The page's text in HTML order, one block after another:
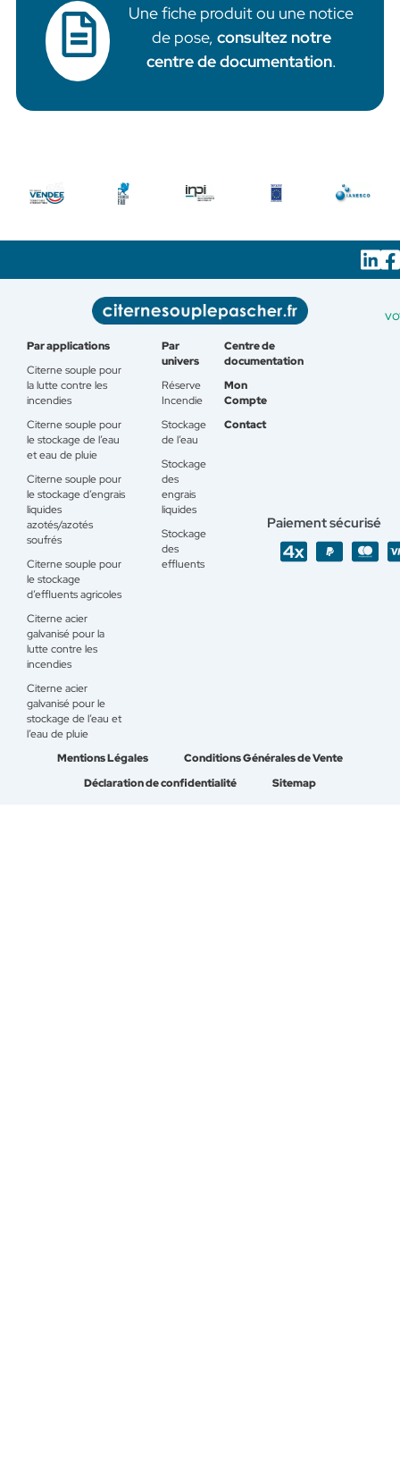
Une fiche produit ou une notice
de pose, consultez notre
centre de documentation.
Par applications
Citerne souple pour
la lutte contre les
incendies
Citerne souple pour
le stockage de l’eau
et eau de pluie
Citerne souple pour
le stockage d’engrais
liquides
azotés/azotés
soufrés
Citerne souple pour
le stockage
d’effluents agricoles
Citerne acier
galvanisé pour la
lutte contre les
incendies
Citerne acier
galvanisé pour le
stockage de l’eau et
l’eau de pluie
Par
univers
Réserve
Incendie
Stockage
de l’eau
Stockage
des
engrais
liquides
Stockage
des
effluents
Centre de
documentation
Mon
Compte
Contact
Paiement sécurisé
Mentions Légales
Conditions Générales de Vente
Déclaration de confidentialité
Sitemap